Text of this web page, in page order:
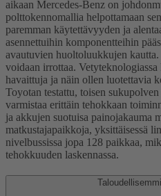
aikaan Mercedes-Benz on
polttokennomallia helpottamaan
paremman käytettävyyden ja
asennettuihin komponentteihin
avautuvien huoltoluukkujen
voidaan irrottaa.
havaittuja ja näin ollen luotettavia
Toyotan testattu, toisen
varmistaa erittäin tehokkaan
ja akkujen suotuisa painojakauma
matkustajapaikkoja, yksittäisessä
nivelbussissa jopa 128 paikkaa,
tehokkuuden laskennassa.